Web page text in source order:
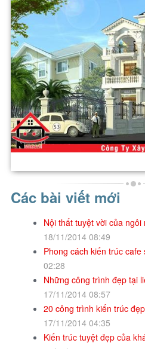
Các bài viết mới
Nội thất tuyệt vời của
18/11/2014 08:49
Phong cách kiến trúc cafe
02:28
Những công trình đẹp tại
17/11/2014 08:57
20 công trình kiến trúc
17/11/2014 04:35
Kiến trúc tuyệt đẹp của